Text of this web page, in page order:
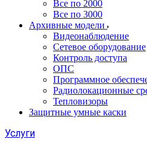
Все по 2000
Все по 3000
Архивные модели
Видеонаблюдение
Сетевое оборудование
Контроль доступа
ОПС
Программное
Радиолокационные
Тепловизоры
Защитные умные каски
Услуги